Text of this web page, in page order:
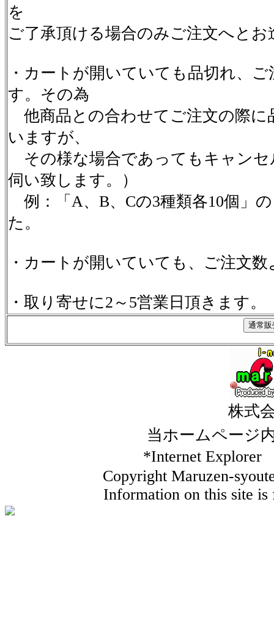
を
ご了承頂ける場合のみご注文へとお
・カートが開いていても品切れ、
す。その為
他商品との合わせてご注文の際に
いますが、
その様な場合であってもキャンセ
伺い致します。）
例：「A、B、Cの3種類各10個」
た。
・カートが開いていても、ご注文
・取り寄せに2～5営業日頂きます。
株式
当ホームページ
*Internet
Copyright Maruzen-
Information on this site is